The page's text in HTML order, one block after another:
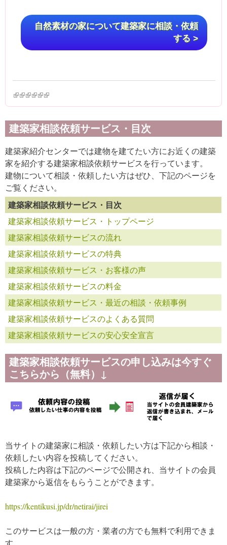
自然素材の家について建築家に相談・依頼
する >
(link is external)
(link is external)
(link is external)
(link is external)
(link is external)
(link is external)
建築家相談依頼サービス・目次
建築家紹介センターでは建物を建てたい方にお近くの建築
家を紹介する建築家相談依頼サービスを行っています。
建物について相談・依頼したい方はぜひ、下記のページを
ご覧ください。
建築家相談依頼サービス・目次
建築家相談依頼サービス・トップページ
建築家相談依頼サービスの流れ
建築家相談依頼サービスの特典
建築家相談依頼サービス・お客様の声
建築家相談依頼サービスの料金
建築家相談依頼サービス・最近の相談・依頼事例
建築家相談依頼サービスのよくある質問
建築家相談依頼サービスの安心安全宣言
建築家相談依頼サービスの申し込みは今すぐ
こちらから（無料）↓
当サイトの建築家に相談・依頼したい方は下記から相談・
依頼したい内容を投稿してください。
投稿した内容は下記のページで公開され、当サイトの会員
建築家から返信をもらうことができます。
https://kentikusi.jp/dr/netirai/jirei
このサービスは一般の方・業者の方でも無料で利用できま